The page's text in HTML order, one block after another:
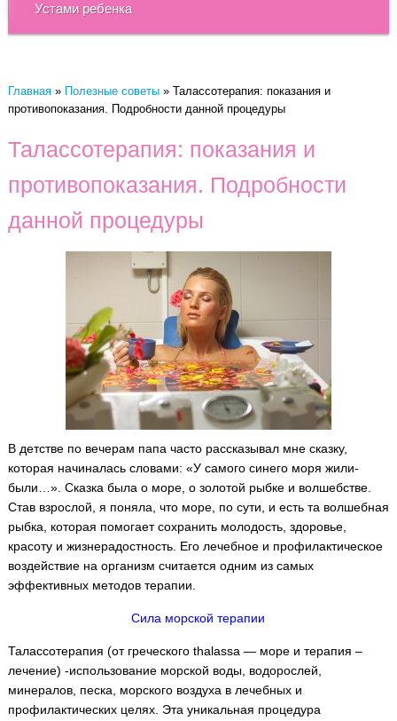
Устами ребенка
Главная» Полезные советы» Талассотерапия: показания и
противопоказания. Подробности данной процедуры
Талассотерапия: показания и
противопоказания. Подробности
данной процедуры
В детстве по вечерам папа часто рассказывал мне сказку,
которая начиналась словами: «У самого синего моря жили-
были…». Сказка была о море, о золотой рыбке и волшебстве.
Став взрослой, я поняла, что море, по сути, и есть та волшебная
рыбка, которая помогает сохранить молодость, здоровье,
красоту и жизнерадостность. Его лечебное и профилактическое
воздействие на организм считается одним из самых
эффективных методов терапии.
Сила морской терапии
Талассотерапия (от греческого thalassa — море и терапия –
лечение) -использование морской воды, водорослей,
минералов, песка, морского воздуха в лечебных и
профилактических целях. Эта уникальная процедура